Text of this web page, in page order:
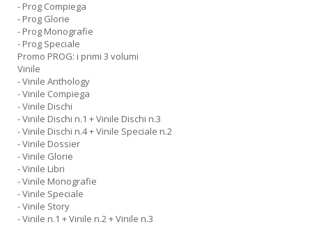
- Prog Compiega
- Prog Glorie
- Prog Monografie
- Prog Speciale
Promo PROG: i primi 3 volumi
Vinile
- Vinile Anthology
- Vinile Compiega
- Vinile Dischi
- Vinile Dischi n.1 + Vinile Dischi n.3
- Vinile Dischi n.4 + Vinile Speciale n.2
- Vinile Dossier
- Vinile Glorie
- Vinile Libri
- Vinile Monografie
- Vinile Speciale
- Vinile Story
- Vinile n.1 + Vinile n.2 + Vinile n.3